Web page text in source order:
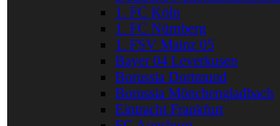
1. FC Köln
1. FC Nürnberg
1. FSV Mainz 05
Bayer 04 Leverkusen
Borussia Dortmund
Borussia Mönchengladbach
Eintracht Frankfurt